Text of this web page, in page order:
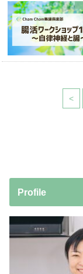
<
Profile